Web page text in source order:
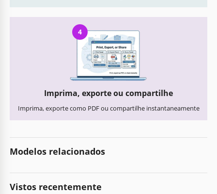
4
Imprima, exporte ou compartilhe
Imprima, exporte como PDF ou compartilhe instantaneamente
Modelos relacionados
Vistos recentemente